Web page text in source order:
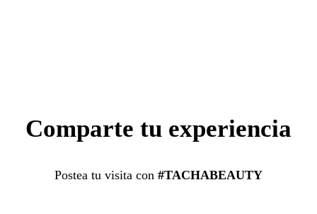
Comparte tu experiencia
Postea tu visita con #TACHABEAUTY